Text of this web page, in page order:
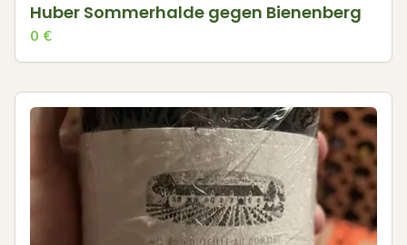
Huber Sommerhalde gegen Bienenberg
0 €